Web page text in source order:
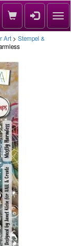
Art > Stempel &